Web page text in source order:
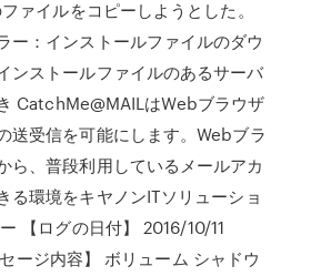
ァイルをコピーしようとした。
ー：インストールファイルのダウ
ンストールファイルのあるサーバ
CatchMe@MAILはWebブラウザ
送受信を可能にします。Webブラ
ら、普段利用しているメールアカ
る環境をキヤノンITソリューショ
【ログの日付】 2016/10/11
ージ内容】 ボリューム シャドウ